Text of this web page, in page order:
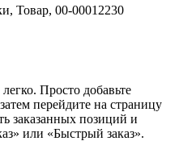
Товар, 00-00012230
Просто добавьте
перейдите на страницу
заказанных позиций и
или «Быстрый заказ».